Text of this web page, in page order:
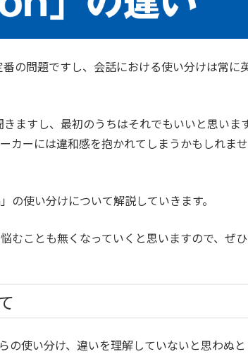
の問題ですし、会話における使い分けは常に
ますし、最初のうちはそれでもいいと思いま
カーには違和感を抱かれてしまうかもしれませ
使い分けについて解説していきます。
むことも無くなっていくと思いますので、ぜひ
の使い分け、違いを理解していないと思わぬと